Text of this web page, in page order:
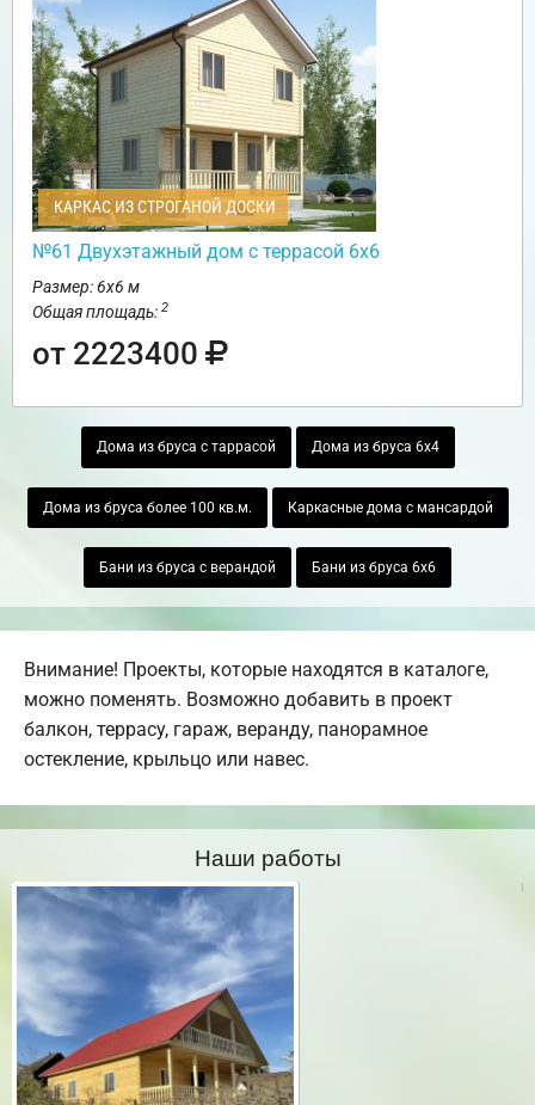
КАРКАС ИЗ СТРОГАНОЙ ДОСКИ
№61 Двухэтажный дом с террасой 6х6
Размер: 6х6 м
Общая площадь: 2
от 2223400
Дома из бруса с таррасой Дома из бруса 6х4
Дома из бруса более 100 кв.м. Каркасные дома с мансардой
Бани из бруса с верандой Бани из бруса 6х6
Внимание! Проекты, которые находятся в каталоге,
можно поменять. Возможно добавить в проект
балкон, террасу, гараж, веранду, панорамное
остекление, крыльцо или навес.
Наши работы